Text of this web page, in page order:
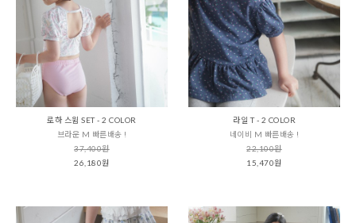
로하 스윔 SET - 2 COLOR
브라운 M 빠른배송 !
37,400원
26,180원
라일 T - 2 COLOR
네이비 M 빠른배송 !
22,100원
15,470원